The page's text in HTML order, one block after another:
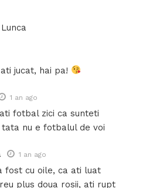
jucat, hai pa!
1 an ago
fotbal zici ca sunteti
nu e fotbalul de voi
1 an ago
fost cu oile, ca ati luat
plus doua rosii, ati rupt